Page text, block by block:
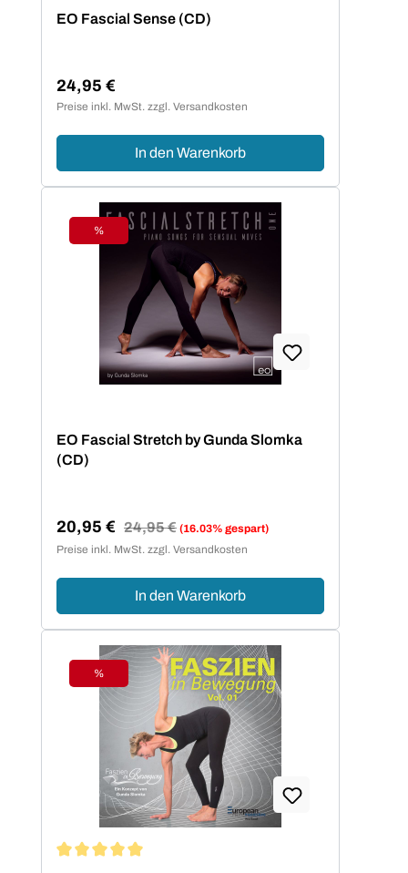
EO Fascial Sense (CD)
Regulärer Preis:
24,95 €
Preise inkl. MwSt. zzgl. Versandkosten
In den Warenkorb
Rabatt
%
EO Fascial Stretch by Gunda Slomka
(CD)
Verkaufspreis:
20,95 € Regulärer Preis:
24,95 € (16.03% gespart)
Preise inkl. MwSt. zzgl. Versandkosten
In den Warenkorb
Rabatt
%